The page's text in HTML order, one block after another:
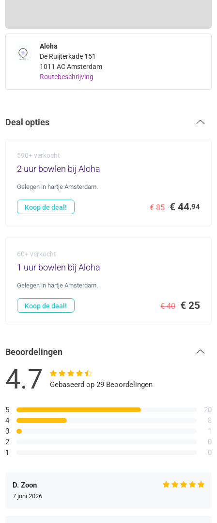
Aloha
De Ruijterkade 151
1011 AC Amsterdam
Routebeschrijving
Deal opties
590+ verkocht
2 uur bowlen bij Aloha
Gelegen in hartje Amsterdam.
€ 85 € 44,94
Koop de deal!
60+ verkocht
1 uur bowlen bij Aloha
Gelegen in hartje Amsterdam.
€ 40 € 25
Koop de deal!
Beoordelingen
4.7 Gebaseerd op 29 Beoordelingen
5
4
3
2
1
20
8
1
0
0
D. Zoon
7 juni 2026